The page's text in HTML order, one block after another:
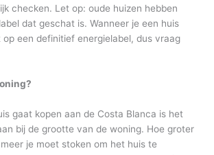
checken. Let op: oude huizen hebben
dat geschat is. Wanneer je een huis
een definitief energielabel, dus vraag
gaat kopen aan de Costa Blanca is het
bij de grootte van de woning. Hoe groter
je moet stoken om het huis te